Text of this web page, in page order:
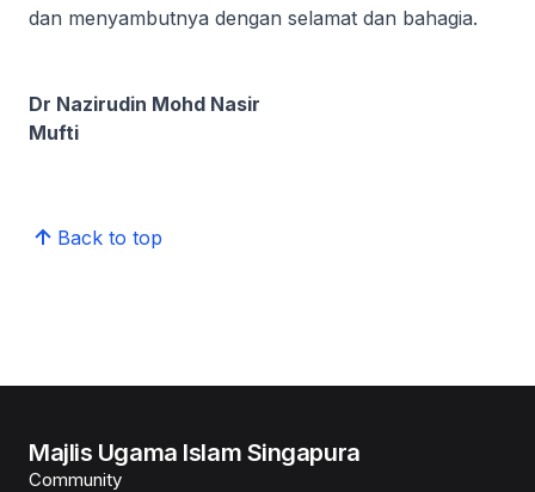
dan menyambutnya dengan selamat dan bahagia.
Dr Nazirudin Mohd Nasir
Mufti
Back to top
Majlis Ugama Islam Singapura
Community